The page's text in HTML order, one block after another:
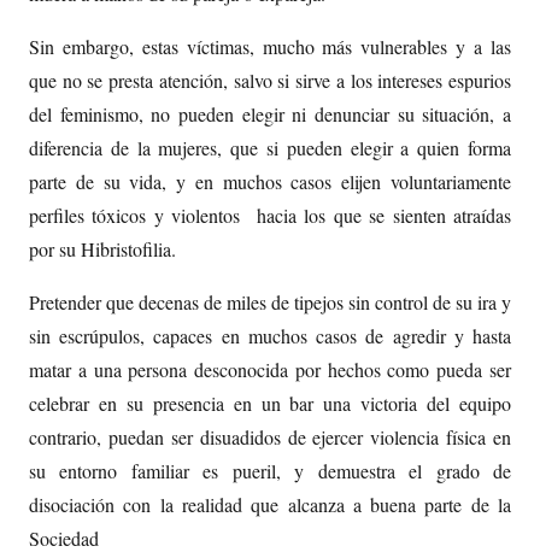
Sin embargo, estas víctimas, mucho más vulnerables y a las
que no se presta atención, salvo si sirve a los intereses espurios
del feminismo, no pueden elegir ni denunciar su situación, a
diferencia de la mujeres, que si pueden elegir a quien forma
parte de su vida, y en muchos casos elijen voluntariamente
perfiles tóxicos y violentos hacia los que se sienten atraídas
por su Hibristofilia.
Pretender que decenas de miles de tipejos sin control de su ira y
sin escrúpulos, capaces en muchos casos de agredir y hasta
matar a una persona desconocida por hechos como pueda ser
celebrar en su presencia en un bar una victoria del equipo
contrario, puedan ser disuadidos de ejercer violencia física en
su entorno familiar es pueril, y demuestra el grado de
disociación con la realidad que alcanza a buena parte de la
Sociedad